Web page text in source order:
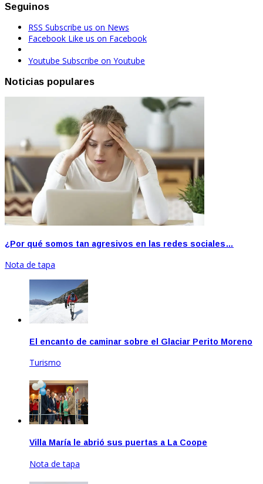
Seguinos
RSS Subscribe us on News
Facebook Like us on Facebook
Youtube Subscribe on Youtube
Noticias populares
¿Por qué somos tan agresivos en las redes sociales…
Nota de tapa
El encanto de caminar sobre el Glaciar Perito Moreno
Turismo
Villa María le abrió sus puertas a La Coope
Nota de tapa